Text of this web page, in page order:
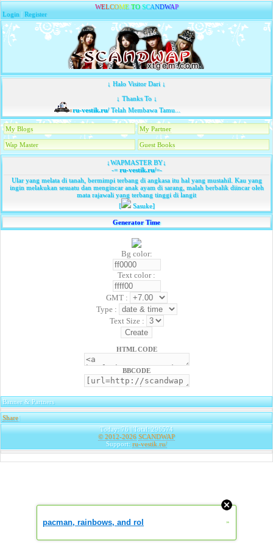
WELCOME TO SCANDWAP
Login |Register
↓ Halo Visitor Dari ↓
↓ Thanks To ↓
ru-vestik.ru/Telah Membawa Tamu...
My Blogs My Partner
Wap Master Guest Books
↓WAPMASTER BY↓
-=ru-vestik.ru/=-
Ular yang melata di tanah, bermimpi terbang di angkasa itu hal yang mustahil. Kau yang
ingin melakukan sesuatu dan mengincar anak ayam di sarang, malah berbalik diincar oleh
mata rajawali yang terbang tinggi di langit
[
Sasuke]
Generator Time
Bg color:
Text color :
GMT :
Type :
Text Size :
HTML CODE
BBCODE
Banner & Partners
Share|
Today: 76 | Total: 296574
© 2012-2026 SCANDWAP
Support: ru-vestik.ru/
pacman, rainbows, and rol »